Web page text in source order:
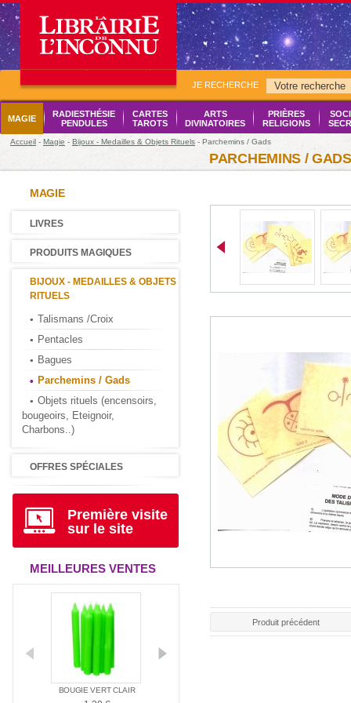
JE RECHERCHE
MAGIE
RADIESTHÉSIE
PENDULES
CARTES
TAROTS
ARTS
DIVINATOIRES
PRIÈRES
RELIGIONS
Accueil - Magie - Bijoux - Medailles & Objets Rituels - Parchemins / Gads
PARCHEMINS / GADS
MAGIE
LIVRES
PRODUITS MAGIQUES
BIJOUX - MEDAILLES & OBJETS
RITUELS
Talismans /Croix
Pentacles
Bagues
Parchemins / Gads
Objets rituels (encensoirs,
bougeoirs, Eteignoir,
Charbons..)
OFFRES SPÉCIALES
Première visite
sur le site
MEILLEURES VENTES
BOUGIE VERT CLAIR
Produit précédent